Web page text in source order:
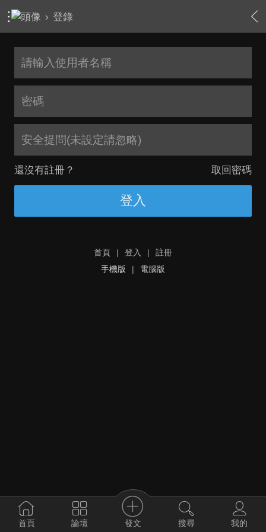
› 登錄
安全提問(未設定請忽略)
還沒有註冊？ 取回密碼
登入
首頁 | 登入 |
註冊
手機版
| 電腦版
首頁 論壇 發文 搜尋 我的